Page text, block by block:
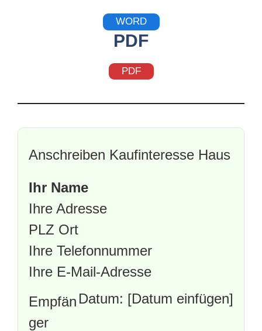
WORD
PDF
PDF
Anschreiben Kaufinteresse Haus
Ihr Name
Ihre Adresse
PLZ Ort
Ihre Telefonnummer
Ihre E-Mail-Adresse
Datum: [Datum einfügen]
Empfän
ger